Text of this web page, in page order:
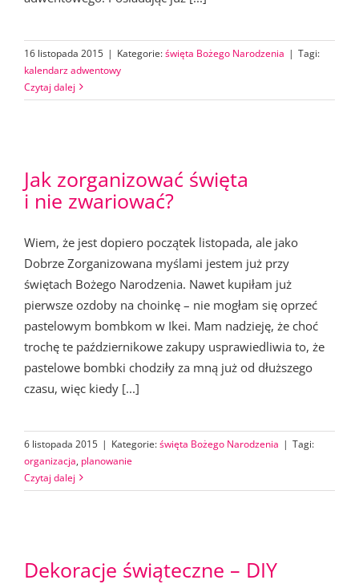
16 listopada 2015 | Kategorie:święta Bożego Narodzenia | Tagi:
kalendarz adwentowy
Czytaj dalej
Jak zorganizować święta
i nie zwariować?
Wiem, że jest dopiero początek listopada, ale jako
Dobrze Zorganizowana myślami jestem już przy
świętach Bożego Narodzenia. Nawet kupiłam już
pierwsze ozdoby na choinkę – nie mogłam się oprzeć
pastelowym bombkom w Ikei. Mam nadzieję, że choć
trochę te październikowe zakupy usprawiedliwia to, że
pastelowe bombki chodziły za mną już od dłuższego
czasu, więc kiedy [...]
6 listopada 2015 | Kategorie:święta Bożego Narodzenia | Tagi:
organizacja, planowanie
Czytaj dalej
Dekoracje świąteczne – DIY